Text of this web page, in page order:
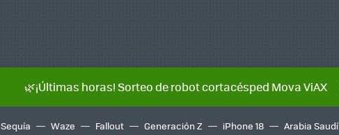
🌿¡Últimas horas! Sorteo de robot cortacésped Mova ViAX
Sequía Waze Fallout Generación Z iPhone 18 Arabia Saudí